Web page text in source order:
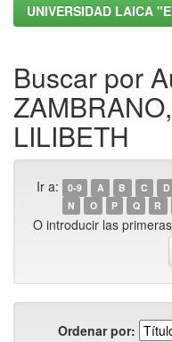
UNIVERSIDAD LAICA
Buscar por
LILIBETH
Ir a: 0-9 A B C D
N
O P Q R
O introducir las
Ordenar por: